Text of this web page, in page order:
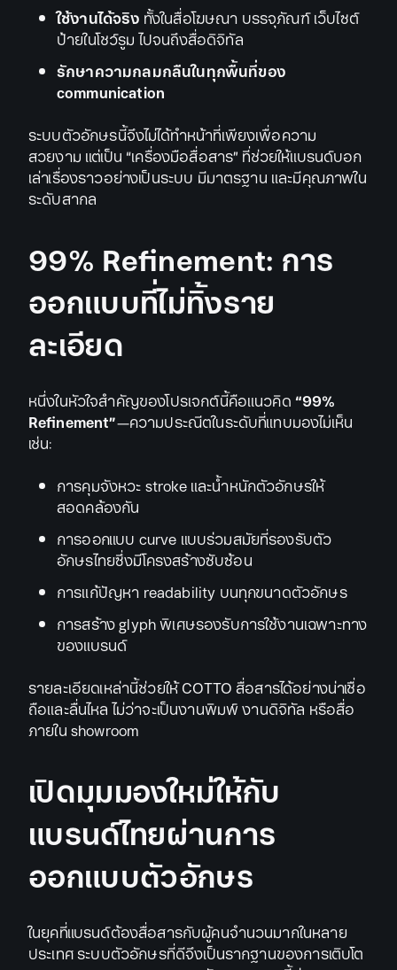
ใช้งานได้จริง ทั้งในสื่อโฆษณา บรรจุภัณฑ์ เว็บไซต์
ป้ายในโชว์รูม ไปจนถึงสื่อดิจิทัล
รักษาความกลมกลืนในทุกพื้นที่ของ
communication
ระบบตัวอักษรนี้จึงไม่ได้ทำหน้าที่เพียงเพื่อความ
สวยงาม แต่เป็น “เครื่องมือสื่อสาร” ที่ช่วยให้แบรนด์บอก
เล่าเรื่องราวอย่างเป็นระบบ มีมาตรฐาน และมีคุณภาพใน
ระดับสากล
99% Refinement: การ
ออกแบบที่ไม่ทิ้งราย
ละเอียด
หนึ่งในหัวใจสำคัญของโปรเจกต์นี้คือแนวคิด“99%
Refinement”—ความประณีตในระดับที่แทบมองไม่เห็น
เช่น:
การคุมจังหวะ stroke และน้ำหนักตัวอักษรให้
สอดคล้องกัน
การออกแบบ curve แบบร่วมสมัยที่รองรับตัว
อักษรไทยซึ่งมีโครงสร้างซับซ้อน
การแก้ปัญหา readability บนทุกขนาดตัวอักษร
การสร้าง glyph พิเศษรองรับการใช้งานเฉพาะทาง
ของแบรนด์
รายละเอียดเหล่านี้ช่วยให้ COTTO สื่อสารได้อย่างน่าเชื่อ
ถือและลื่นไหล ไม่ว่าจะเป็นงานพิมพ์ งานดิจิทัล หรือสื่อ
ภายใน showroom
เปิดมุมมองใหม่ให้กับ
แบรนด์ไทยผ่านการ
ออกแบบตัวอักษร
ในยุคที่แบรนด์ต้องสื่อสารกับผู้คนจำนวนมากในหลาย
ประเทศ ระบบตัวอักษรที่ดีจึงเป็นรากฐานของการเติบโต